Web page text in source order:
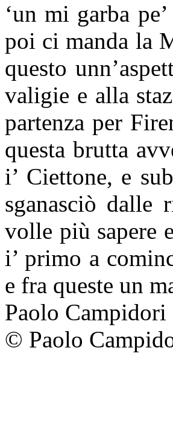
‘un mi garba
poi ci manda la
questo
valigie e alla
partenza per
questa brutta
i’ Ciettone, e
sganasciò dalle
volle più sapere
i’ primo a
e fra queste un
Paolo Campidori
© Paolo